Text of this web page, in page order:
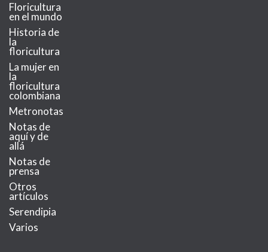
Floricultura
en el mundo
Historia de
la
floricultura
La mujer en
la
floricultura
colombiana
Metronotas
Notas de
aquí y de
allá
Notas de
prensa
Otros
artículos
Serendipia
Varios